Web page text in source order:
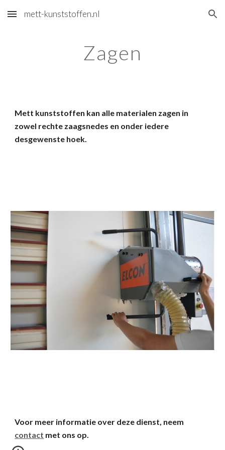
Skip to main content Skip to navigation
mett-kunststoffen.nl
Zagen
Mett kunststoffen kan alle materialen zagen in
zowel rechte zaagsnedes en onder iedere
desgewenste hoek.
Voor meer informatie over deze dienst, neem
contact met ons op.